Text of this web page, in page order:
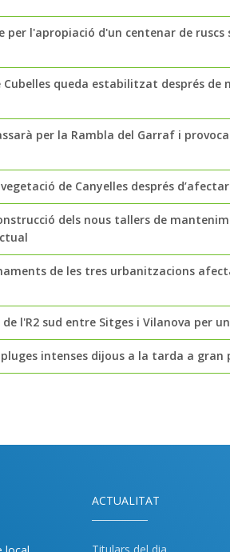
per l'apropiació d'un centenar de
queda estabilitzat després
per la Rambla del Garraf i
de Canyelles després
dels nous tallers de
de les tres urbanitzacions
l'R2 sud entre Sitges i Vilanova per
pluges intenses dijous a la tarda a
ACTUALITAT